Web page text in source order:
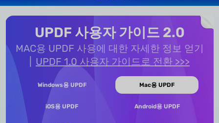
UPDF 사용자 가이드 2.0
MAC용 UPDF 사용에 대한 자세한 정보 얻기
UPDF 1.0 사용자 가이드로 전환 >>>
Windows용 UPDF Mac용 UPDF
iOS용 UPDF Android용 UPDF